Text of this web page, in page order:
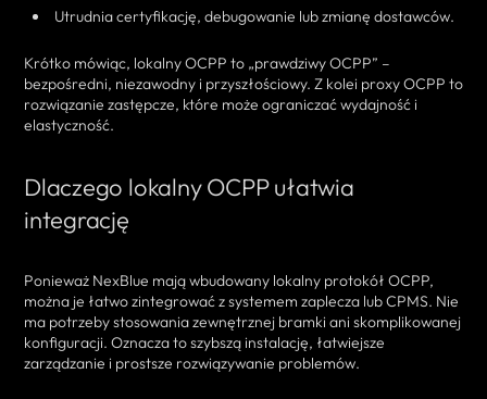
Utrudnia certyfikację, debugowanie lub zmianę dostawców.
Krótko mówiąc, lokalny OCPP to „prawdziwy OCPP” –
bezpośredni, niezawodny i przyszłościowy. Z kolei proxy OCPP to
rozwiązanie zastępcze, które może ograniczać wydajność i
elastyczność.
Dlaczego lokalny OCPP ułatwia
integrację
Ponieważ NexBlue mają wbudowany lokalny protokół OCPP,
można je łatwo zintegrować z systemem zaplecza lub CPMS. Nie
ma potrzeby stosowania zewnętrznej bramki ani skomplikowanej
konfiguracji. Oznacza to szybszą instalację, łatwiejsze
zarządzanie i prostsze rozwiązywanie problemów.